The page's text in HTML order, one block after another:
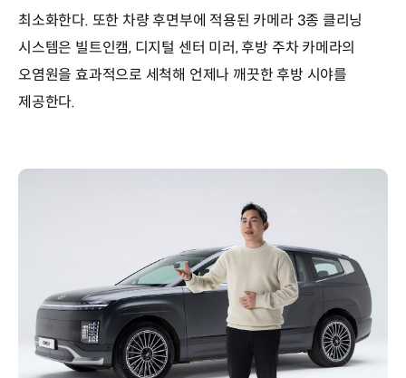
최소화한다. 또한 차량 후면부에 적용된 카메라 3종 클리닝
시스템은 빌트인캠, 디지털 센터 미러, 후방 주차 카메라의
오염원을 효과적으로 세척해 언제나 깨끗한 후방 시야를
제공한다.